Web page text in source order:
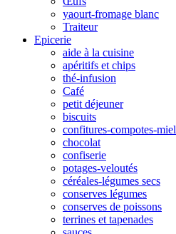
yaourt-fromage blanc
Traiteur
Epicerie
aide à la cuisine
apéritifs et chips
thé-infusion
Café
petit déjeuner
biscuits
confitures-compotes-miel
chocolat
confiserie
potages-veloutés
céréales-légumes secs
conserves légumes
conserves de poissons
terrines et tapenades